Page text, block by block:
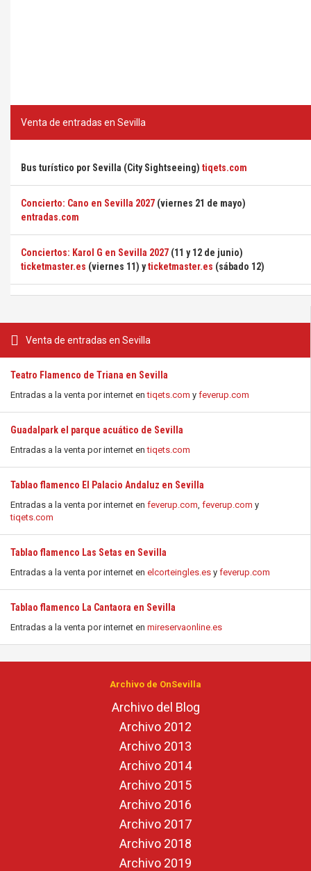
Venta de entradas en Sevilla
Teatro Flamenco de Triana en Sevilla
Entradas a la venta por internet entiqets.com y feverup.com
Guadalpark el parque acuático de Sevilla
Entradas a la venta por internet entiqets.com
Tablao flamenco El Palacio Andaluz en Sevilla
Entradas a la venta por internet en feverup.com, feverup.com y
tiqets.com
Tablao flamenco Las Setas en Sevilla
Entradas a la venta por internet en elcorteingles.es y feverup.com
Tablao flamenco La Cantaora en Sevilla
Entradas a la venta por internet en mireservaonline.es
Venta de entradas en Sevilla
Bus turístico por Sevilla (City Sightseeing) tiqets.com
Concierto: Cano en Sevilla 2027 (viernes 21 de mayo)
entradas.com
Conciertos: Karol G en Sevilla 2027 (11 y 12 de junio)
ticketmaster.es (viernes 11) yticketmaster.es (sábado 12)
Archivo de OnSevilla
Archivo del Blog
Archivo 2012
Archivo 2013
Archivo 2014
Archivo 2015
Archivo 2016
Archivo 2017
Archivo 2018
Archivo 2019